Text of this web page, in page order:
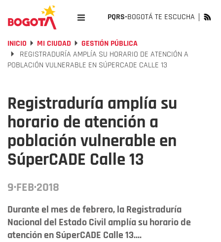
PQRS-BOGOTÁ TE ESCUCHA
INICIO MI CIUDAD
GESTIÓN PÚBLICA
REGISTRADURÍA AMPLÍA SU HORARIO DE ATENCIÓN A
POBLACIÓN VULNERABLE EN SÚPERCADE CALLE 13
Registraduría amplía su
horario de atención a
población vulnerable en
SúperCADE Calle 13
9·FEB·2018
Durante el mes de febrero, la Registraduría
Nacional del Estado Civil amplía su horario de
atención en SúperCADE Calle 13....